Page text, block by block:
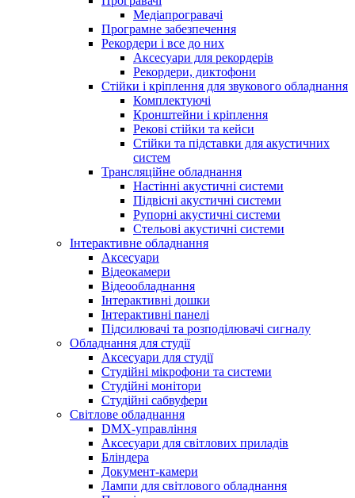
Медіапрогравачі
Програмне забезпечення
Рекордери і все до них
Аксесуари для рекордерів
Рекордери, диктофони
Стійки і кріплення для звукового обладнання
Комплектуючі
Кронштейни і кріплення
Рекові стійки та кейси
Стійки та підставки для акустичних
систем
Трансляційне обладнання
Настінні акустичні системи
Підвісні акустичні системи
Рупорні акустичні системи
Стельові акустичні системи
Інтерактивне обладнання
Аксесуари
Відеокамери
Відеообладнання
Інтерактивні дошки
Інтерактивні панелі
Підсилювачі та розподілювачі сигналу
Обладнання для студії
Аксесуари для студії
Студійні мікрофони та системи
Студійні монітори
Студійні сабвуфери
Світлове обладнання
DMX-управління
Аксесуари для світлових приладів
Бліндера
Документ-камери
Лампи для світлового обладнання